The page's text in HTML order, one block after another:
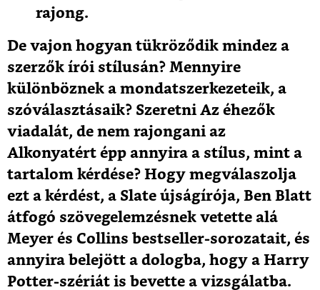
rajong.
De vajon hogyan tükröződik mindez a
szerzők írói stílusán? Mennyire
különböznek a mondatszerkezeteik, a
szóválasztásaik? Szeretni Az éhezők
viadalát, de nem rajongani az
Alkonyatért épp annyira a stílus, mint a
tartalom kérdése? Hogy megválaszolja
ezt a kérdést, a Slate újságírója, Ben Blatt
átfogó szövegelemzésnek vetette alá
Meyer és Collins bestseller-sorozatait, és
annyira belejött a dologba, hogy a Harry
Potter-szériát is bevette a vizsgálatba.